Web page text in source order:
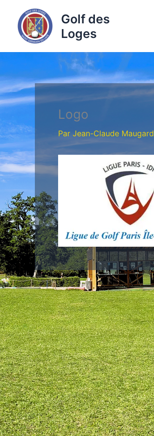
contenu
Golf des
Loges
Logo
Par Jean-Claude Maugard